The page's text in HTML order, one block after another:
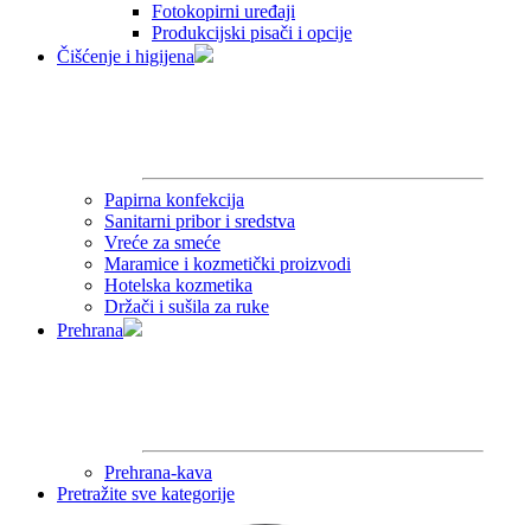
Fotokopirni uređaji
Produkcijski pisači i opcije
Čišćenje i higijena
Papirna konfekcija
Sanitarni pribor i sredstva
Vreće za smeće
Maramice i kozmetički proizvodi
Hotelska kozmetika
Držači i sušila za ruke
Prehrana
Prehrana-kava
Pretražite sve kategorije